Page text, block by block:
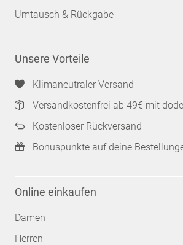
Umtausch & Rückgabe
Unsere Vorteile
Klimaneutraler Versand
Versandkostenfrei ab 49€ mit
Kostenloser Rückversand
Bonuspunkte auf deine
Online einkaufen
Damen
Herren